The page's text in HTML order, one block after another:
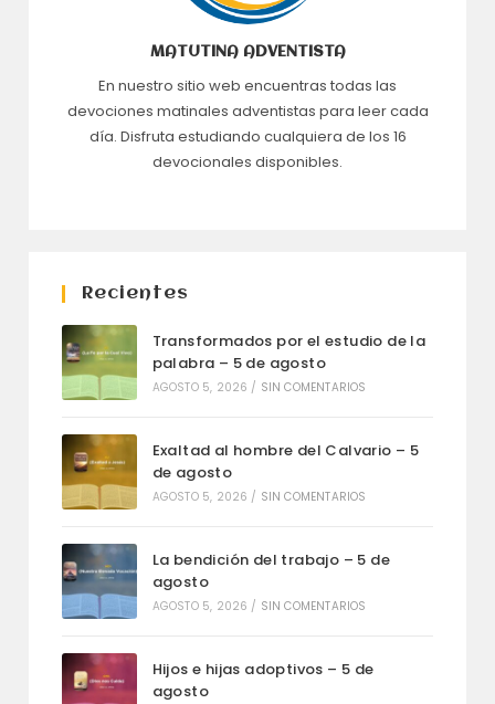
MATUTINA ADVENTISTA
En nuestro sitio web encuentras todas las
devociones matinales adventistas para leer cada
día. Disfruta estudiando cualquiera de los 16
devocionales disponibles.
Recientes
Transformados por el estudio de la
palabra – 5 de agosto
AGOSTO 5, 2026 / SIN COMENTARIOS
Exaltad al hombre del Calvario – 5
de agosto
AGOSTO 5, 2026 / SIN COMENTARIOS
La bendición del trabajo – 5 de
agosto
AGOSTO 5, 2026 / SIN COMENTARIOS
Hijos e hijas adoptivos – 5 de
agosto